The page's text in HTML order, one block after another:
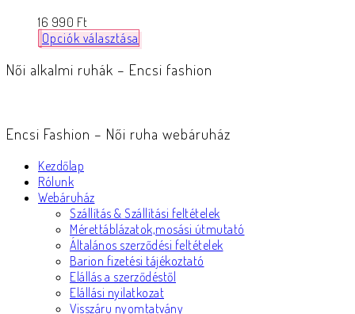
16 990 Ft
Opciók választása
Női alkalmi ruhák – Encsi fashion
Encsi Fashion – Női ruha webáruház
Kezdőlap
Rólunk
Webáruház
Szállítás & Szállítási feltételek
Mérettáblázatok,mosási útmutató
Általános szerződési feltételek
Barion fizetési tájékoztató
Elállás a szerződéstől
Elállási nyilatkozat
Visszáru nyomtatvány